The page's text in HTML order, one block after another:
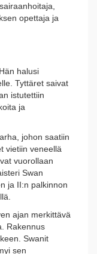
opettaja ja
halusi
Tyttäret saivat
istutettiin
ja
johon saatiin
vietiin veneellä
vuorollaan
Swan
ja II:n palkinnon
ajan merkittävä
Rakennus
Swanit
sen